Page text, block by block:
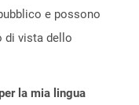
e possono
di vista dello
la mia lingua